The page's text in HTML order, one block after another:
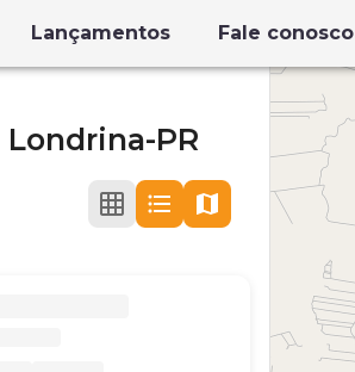
Lançamentos Fale conosco
Londrina-PR